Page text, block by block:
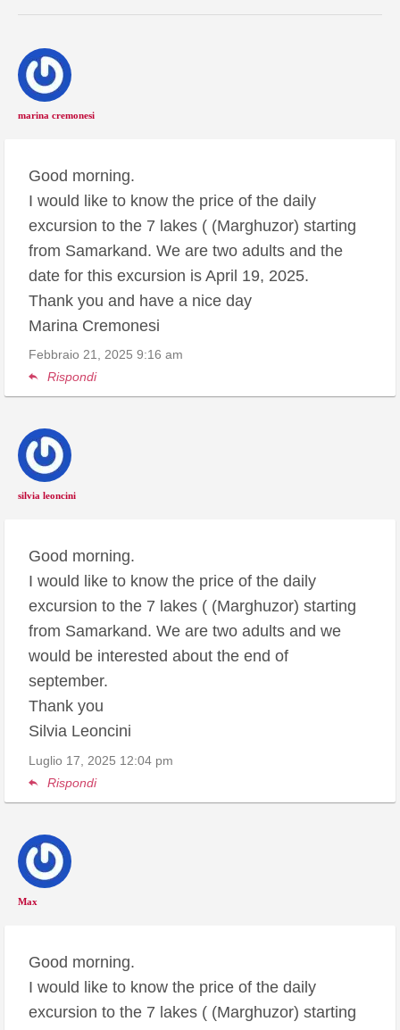
marina cremonesi
Good morning.
I would like to know the price of the daily
excursion to the 7 lakes ( (Marghuzor) starting
from Samarkand. We are two adults and the
date for this excursion is April 19, 2025.
Thank you and have a nice day
Marina Cremonesi
Febbraio 21, 2025 9:16 am
Rispondi
silvia leoncini
Good morning.
I would like to know the price of the daily
excursion to the 7 lakes ( (Marghuzor) starting
from Samarkand. We are two adults and we
would be interested about the end of
september.
Thank you
Silvia Leoncini
Luglio 17, 2025 12:04 pm
Rispondi
Max
Good morning.
I would like to know the price of the daily
excursion to the 7 lakes ( (Marghuzor) starting